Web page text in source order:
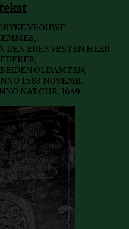
VROUWE
DEN ERENVESTEN HEER
OLDAMTEN,
1583 NOVEMB.
NAT.CHR. 1649